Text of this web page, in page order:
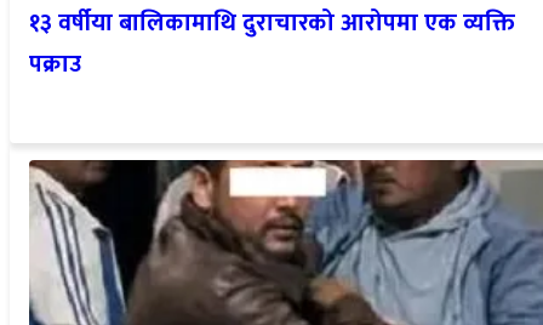
१३ वर्षीया बालिकामाथि दुराचारको आरोपमा एक व्यक्ति
पक्राउ